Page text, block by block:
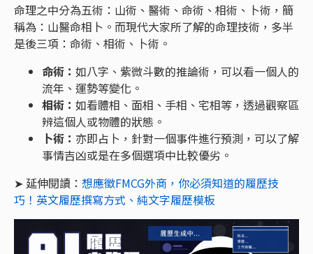
命理之中分為五術：山術、醫術、命術、相術、卜術，簡
稱為：山醫命相卜。而現代大家所了解的命理技術，多半
是後三項：命術、相術、卜術。
命術： 如八字、紫微斗數的推論術，可以看一個人的
流年、運勢等變化。
相術： 如看體相、面相、手相、宅相等，透過觀察區
辨這個人或物體的狀態。
卜術： 亦即占卜，針對一個事件進行預測，可以了解
事情吉凶或是在多個選項中比較優劣。
➤ 延伸閱讀： 想應徵FMCG外商，你必須知道的履歷技
巧！英文履歷撰寫方式、純文字履歷模板